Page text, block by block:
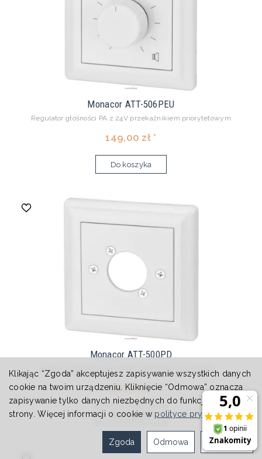
Monacor ATT-506PEU
Regulator głośności PA z 24V przekaźnikiem priorytetowym
149,00 zł *
Do koszyka
Monacor ATT-500PD
Ramka montażowa Do gniazd montażowych NEUTRI...
94,00 zł *
Do koszyka
Klikając “Zgoda” akceptujesz zapisywanie wszystkich danych
cookie na twoim urządzeniu. Kliknięcie “Odmowa” oznacza
zapisywanie tylko danych niezbędnych do funkcjonowania
strony. Więcej informacji o cookie w polityce prywatności.
Ustawienia
Odmowa
Zgoda